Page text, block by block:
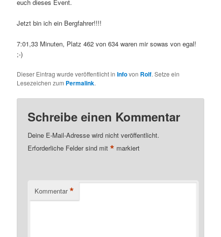
euch dieses Event.
Jetzt bin ich ein Bergfahrer!!!!
7:01,33 Minuten, Platz 462 von 634 waren mir sowas von egal!
;-)
Dieser Eintrag wurde veröffentlicht inInfovon Rolf. Setze ein
Lesezeichen zum Permalink.
Schreibe einen Kommentar
Deine E-Mail-Adresse wird nicht veröffentlicht.
Erforderliche Felder sind mit* markiert
Kommentar *